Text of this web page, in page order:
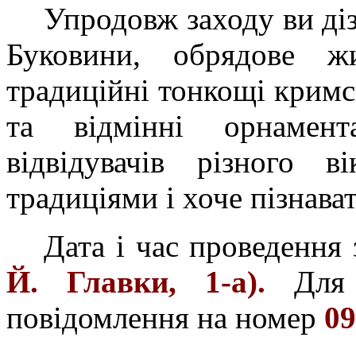
Упродовж заходу ви
Буковини, обрядове
традиційні тонкощі
та відмінні
відвідувачів різного
традиціями і хоче
Дата і час
Й. Главки, 1-а).
повідомлення на номер